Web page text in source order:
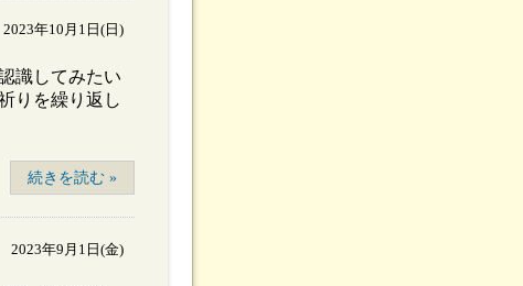
2023年10月1日(日)
識してみたい
りを繰り返し
続きを読む »
2023年9月1日(金)